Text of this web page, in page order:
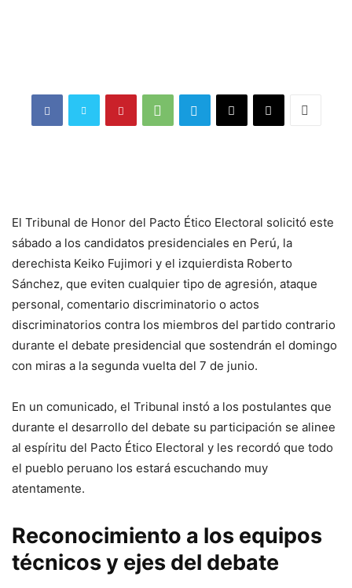
El Tribunal de Honor del Pacto Ético Electoral solicitó este
sábado a los candidatos presidenciales en Perú, la
derechista Keiko Fujimori y el izquierdista Roberto
Sánchez, que eviten cualquier tipo de agresión, ataque
personal, comentario discriminatorio o actos
discriminatorios contra los miembros del partido contrario
durante el debate presidencial que sostendrán el domingo
con miras a la segunda vuelta del 7 de junio.
En un comunicado, el Tribunal instó a los postulantes que
durante el desarrollo del debate su participación se alinee
al espíritu del Pacto Ético Electoral y les recordó que todo
el pueblo peruano los estará escuchando muy
atentamente.
Reconocimiento a los equipos
técnicos y ejes del debate